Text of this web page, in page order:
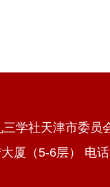
学社天津市委员
厦（5-6层） 电